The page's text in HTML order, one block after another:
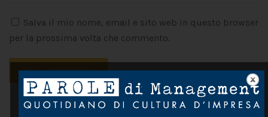
Salva il mio nome, email e sito web in questo browser
per la prossima volta che commento.
INVIA COMMENTO